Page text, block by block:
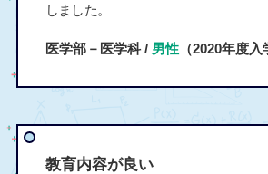
しました。
医学部－医学科 / 男性（2020年度入
教育内容が良い